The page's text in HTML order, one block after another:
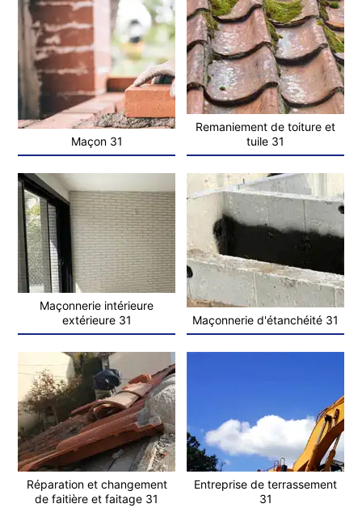
Maçon 31
Remaniement de toiture et
tuile 31
Maçonnerie intérieure
extérieure 31
Maçonnerie d'étanchéité 31
Réparation et changement
de faitière et faitage 31
Entreprise de terrassement
31